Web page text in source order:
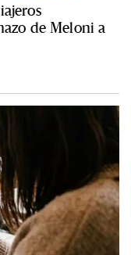
de Meloni a